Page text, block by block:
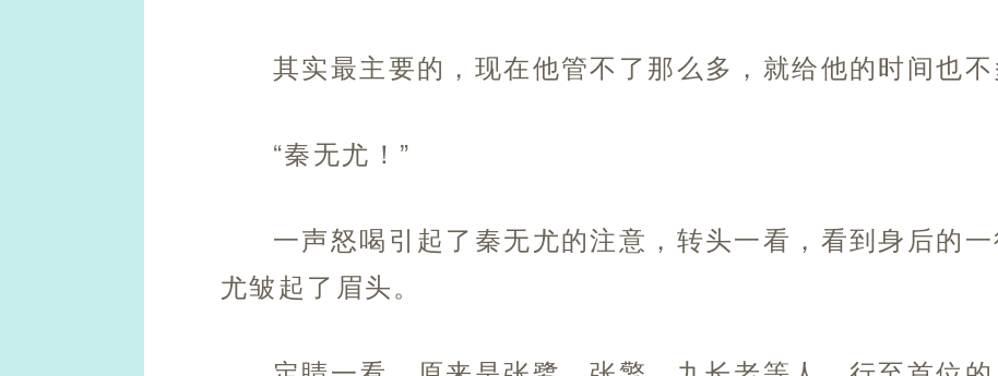
其实最主要的，现在他管不了那么多，就给他的时间也不
“秦无尤！”
一声怒喝引起了秦无尤的注意，转头一看，看到身后的
尤皱起了眉头。